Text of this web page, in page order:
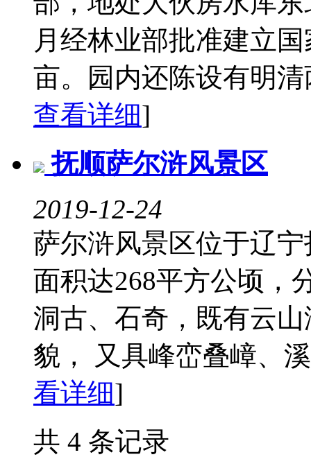
月经林业部批准建立
亩。园内还陈设有明
查看详细]
抚顺萨尔浒风景区
2019-12-24
萨尔浒风景区位于辽
面积达268平方公顷，
洞古、石奇，既有云
貌， 又具峰峦叠嶂、
看详细]
共 4 条记录